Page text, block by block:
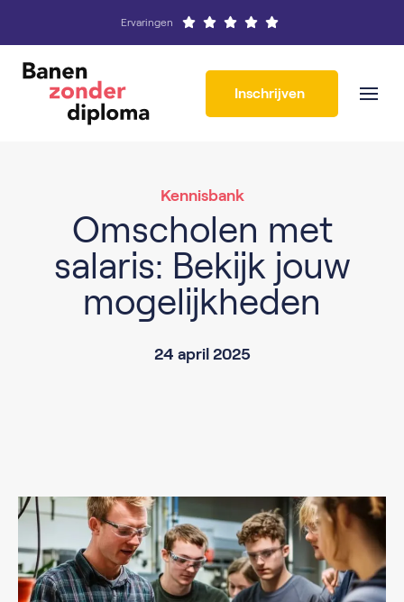
Ervaringen
Inschrijven
Kennisbank
Omscholen met
salaris: Bekijk jouw
mogelijkheden
24 april 2025